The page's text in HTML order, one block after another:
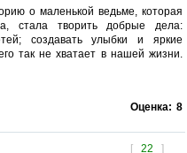
о маленькой ведьме, которая
стала творить добрые дела:
создавать улыбки и яркие
так не хватает в нашей жизни.
Оценка: 8
[ 22 ]